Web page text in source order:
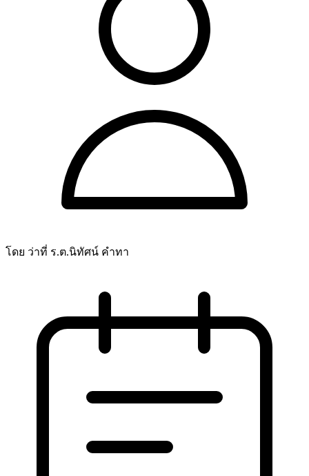
โดย ว่าที่ ร.ต.นิทัศน์ คำทา